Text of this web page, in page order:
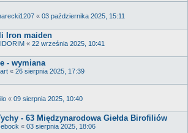
« 03 października 2025, 15:11
Iron maiden
« 22 września 2025, 10:41
- wymiana
« 26 sierpnia 2025, 17:39
« 09 sierpnia 2025, 10:40
- 63 Międzynarodowa Giełda Birofiliów
« 03 sierpnia 2025, 18:06